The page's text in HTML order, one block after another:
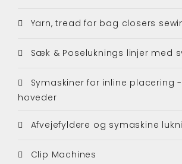
Yarn, tread for bag closers
Sæk & Poseluknings linjer med
Symaskiner for inline placering
hoveder
Afvejefyldere og symaskine
Clip Machines